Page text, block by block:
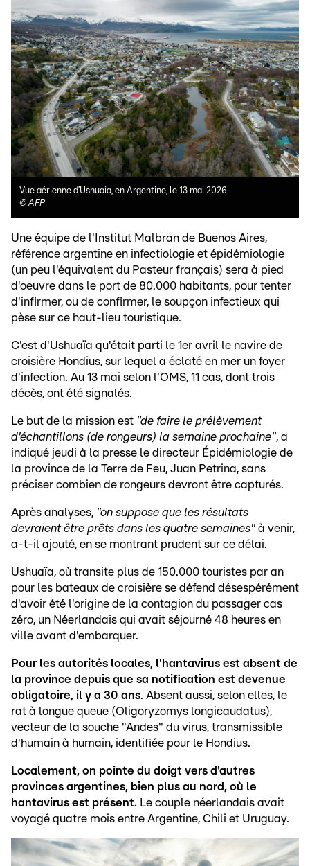
Vue aérienne d’Ushuaia, en Argentine, le 13 mai 2026
©AFP
Une équipe de l'Institut Malbran de Buenos Aires,
référence argentine en infectiologie et épidémiologie
(un peu l'équivalent du Pasteur français) sera à pied
d'oeuvre dans le port de 80.000 habitants, pour tenter
d'infirmer, ou de confirmer, le soupçon infectieux qui
pèse sur ce haut-lieu touristique.
C'est d'Ushuaïa qu'était parti le 1er avril le navire de
croisière Hondius, sur lequel a éclaté en mer un foyer
d'infection. Au 13 mai selon l'OMS, 11 cas, dont trois
décès, ont été signalés.
Le but de la mission est "de faire le prélèvement
d'échantillons (de rongeurs) la semaine prochaine", a
indiqué jeudi à la presse le directeur Épidémiologie de
la province de la Terre de Feu, Juan Petrina, sans
préciser combien de rongeurs devront être capturés.
Après analyses, "on suppose que les résultats
devraient être prêts dans les quatre semaines" à venir,
a-t-il ajouté, en se montrant prudent sur ce délai.
Ushuaïa, où transite plus de 150.000 touristes par an
pour les bateaux de croisière se défend désespérément
d'avoir été l'origine de la contagion du passager cas
zéro, un Néerlandais qui avait séjourné 48 heures en
ville avant d'embarquer.
Pour les autorités locales, l'hantavirus est absent de
la province depuis que sa notification est devenue
obligatoire, il y a 30 ans. Absent aussi, selon elles, le
rat à longue queue (Oligoryzomys longicaudatus),
vecteur de la souche "Andes" du virus, transmissible
d'humain à humain, identifiée pour le Hondius.
Localement, on pointe du doigt vers d'autres
provinces argentines, bien plus au nord, où le
hantavirus est présent. Le couple néerlandais avait
voyagé quatre mois entre Argentine, Chili et Uruguay.